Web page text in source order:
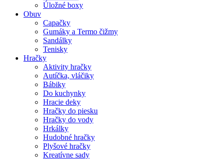
Úložné boxy
Obuv
Capačky
Gumáky a Termo čižmy
Sandálky
Tenisky
Hračky
Aktivity hračky
Autíčka, vláčiky
Bábiky
Do kuchynky
Hracie deky
Hračky do piesku
Hračky do vody
Hrkálky
Hudobné hračky
Plyšové hračky
Kreatívne sady